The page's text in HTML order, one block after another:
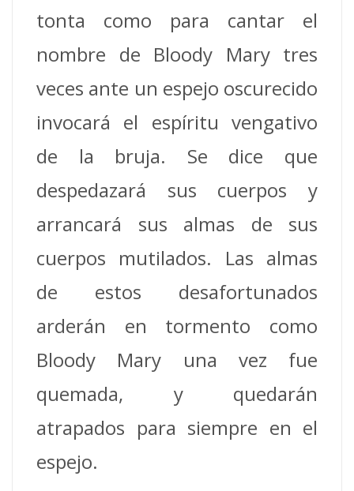
tonta como para cantar el
nombre de Bloody Mary tres
veces ante un espejo oscurecido
invocará el espíritu vengativo
de la bruja.
Se dice que
despedazará sus cuerpos y
arrancará sus almas de sus
cuerpos mutilados.
Las almas
de estos desafortunados
arderán en tormento como
Bloody Mary una vez fue
quemada, y quedarán
atrapados para siempre en el
espejo.